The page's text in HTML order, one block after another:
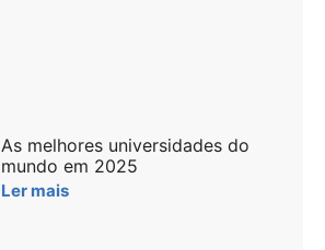
As melhores universidades do
mundo em 2025
Ler mais